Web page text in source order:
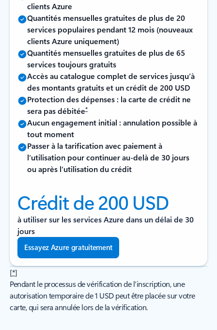
clients Azure
Quantités mensuelles gratuites de plus de 20
services populaires pendant 12 mois (nouveaux
clients Azure uniquement)
Quantités mensuelles gratuites de plus de 65
services toujours gratuits
Accès au catalogue complet de services jusqu’à
des montants gratuits et un crédit de 200 USD
Protection des dépenses : la carte de crédit ne
sera pas débitée*
Aucun engagement initial : annulation possible à
tout moment
Passer à la tarification avec paiement à
l’utilisation pour continuer au-delà de 30 jours
ou après l’utilisation du crédit
Crédit de 200 USD
à utiliser sur les services Azure dans un délai de 30
jours
Essayez Azure gratuitement
[*]
Pendant le processus de vérification de l’inscription, une
autorisation temporaire de 1 USD peut être placée sur votre
carte, qui sera annulée lors de la vérification.